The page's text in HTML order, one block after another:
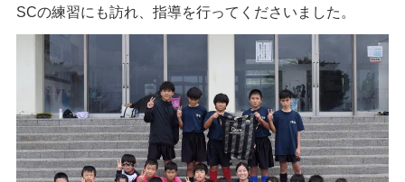
SCの練習にも訪れ、指導を行ってくださいました。